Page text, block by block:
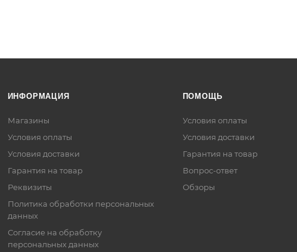
ИНФОРМАЦИЯ
Магазины
Условия оплаты
Условия доставки
Гарантия на товар
Реквизиты
Политика обработки персональных
данных
Согласие на обработку
персональных данных
ПОМОЩЬ
Условия оплаты
Условия доставки
Гарантия на товар
Вопрос-ответ
Обзоры